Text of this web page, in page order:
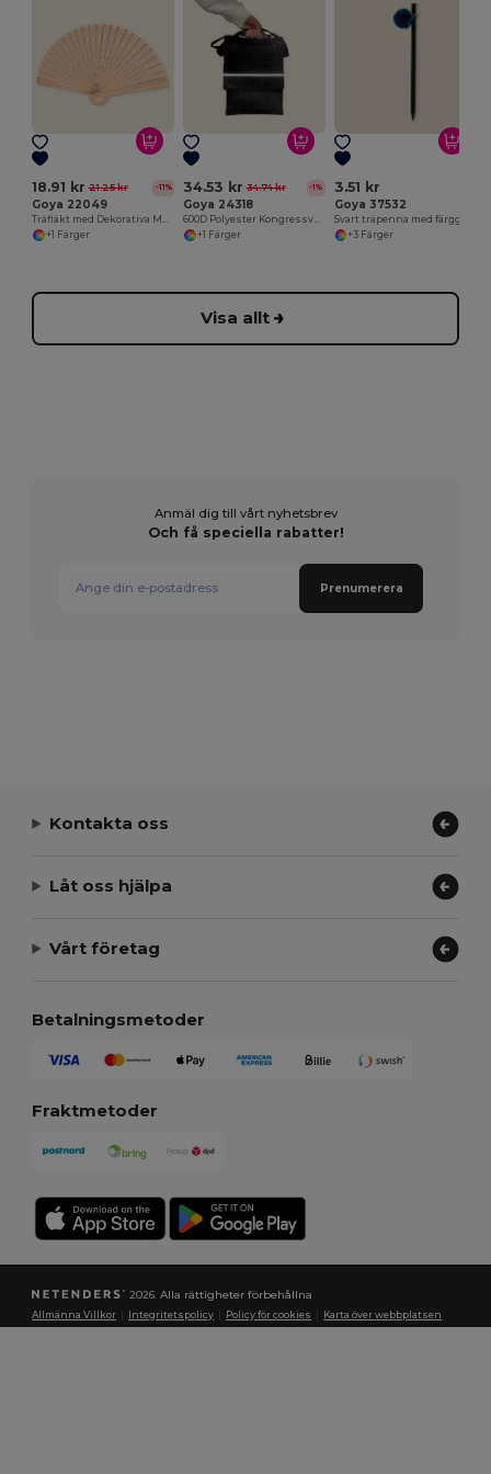
18.91 kr 21.25 kr -11%
Goya 22049
+1 Färger
34.53 kr 34.74 kr -1%
Goya 24318
+1 Färger
3.51 kr
Goya 37532
+3 Färger
Visa allt
Anmäl dig till vårt nyhetsbrev
Och få speciella rabatter!
Prenumerera
Kontakta oss
Låt oss hjälpa
Vårt företag
Betalningsmetoder
Fraktmetoder
2026. Alla rättigheter förbehållna
Allmänna Villkor Integritetspolicy Policy för cookies Karta över webbplatsen